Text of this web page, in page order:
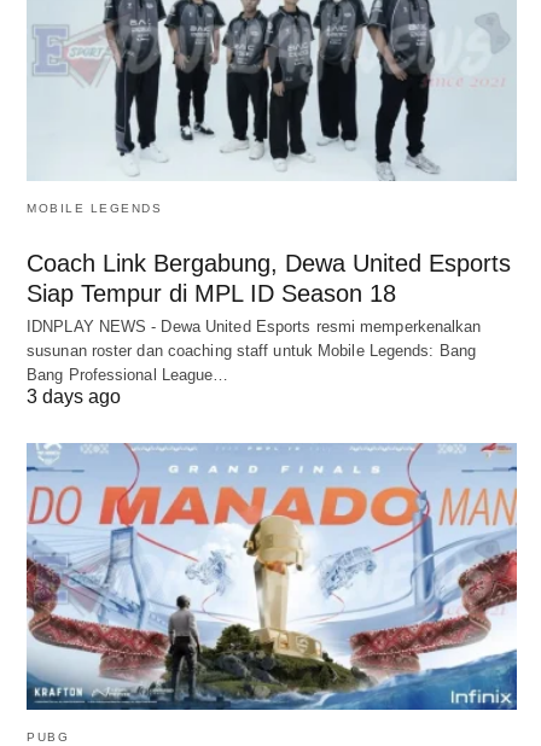
MOBILE LEGENDS
Coach Link Bergabung, Dewa United Esports
Siap Tempur di MPL ID Season 18
IDNPLAY NEWS - Dewa United Esports resmi memperkenalkan
susunan roster dan coaching staff untuk Mobile Legends: Bang
Bang Professional League…
3 days ago
PUBG